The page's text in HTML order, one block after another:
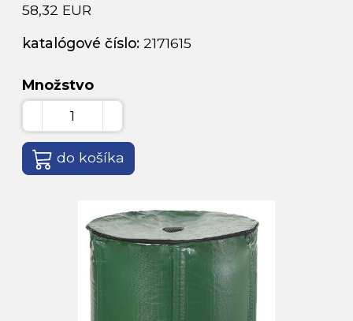
58,32 EUR
katalógové číslo: 2171615
Množstvo
do košíka